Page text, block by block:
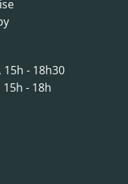
15h - 18h30
- 18h